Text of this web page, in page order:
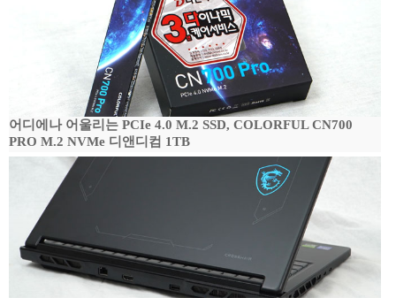
어디에나 어울리는 PCIe 4.0 M.2 SSD, COLORFUL CN700
PRO M.2 NVMe 디앤디컴 1TB